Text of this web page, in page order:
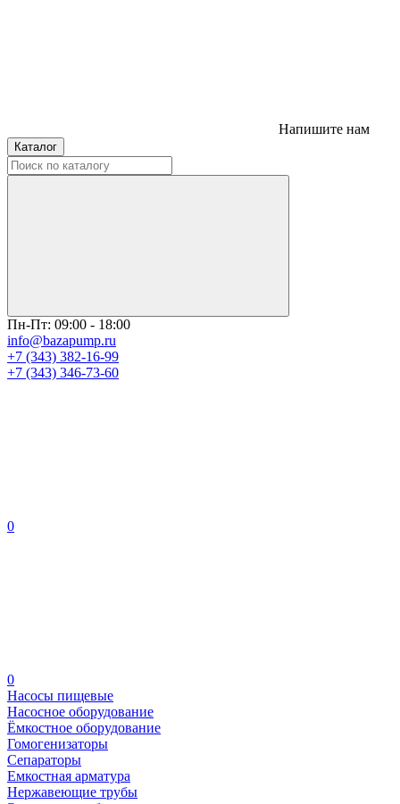
Напишите нам
Каталог
Пн-Пт: 09:00 - 18:00
info@bazapump.ru
+7 (343) 382-16-99
+7 (343) 346-73-‬60
0
0
Насосы пищевые
Насосное оборудование
Ёмкостное оборудование
Гомогенизаторы
Сепараторы
Емкостная арматура
Нержавеющие трубы